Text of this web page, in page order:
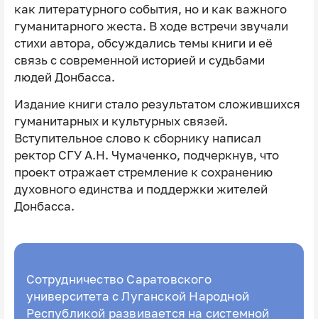
как литературного события, но и как важного
гуманитарного жеста. В ходе встречи звучали
стихи автора, обсуждались темы книги и её
связь с современной историей и судьбами
людей Донбасса.
Издание книги стало результатом сложившихся
гуманитарных и культурных связей.
Вступительное слово к сборнику написал
ректор СГУ А.Н. Чумаченко, подчеркнув, что
проект отражает стремление к сохранению
духовного единства и поддержки жителей
Донбасса.
Сотрудничество Саратовского
университета с Луганской Народной
Республикой развивается на системной